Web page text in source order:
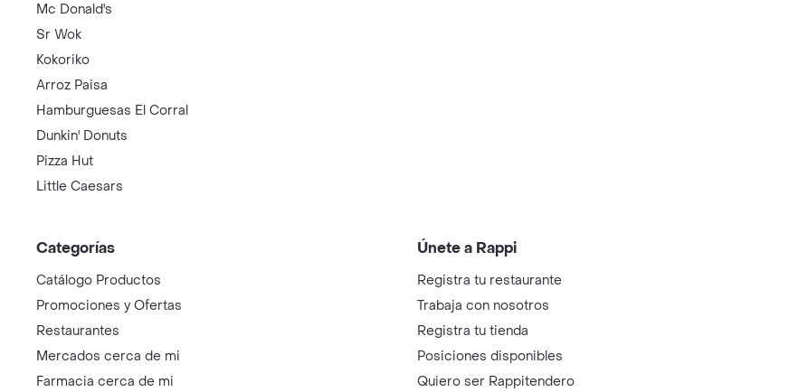
Mc Donald's
Sr Wok
Kokoriko
Arroz Paisa
Hamburguesas El Corral
Dunkin' Donuts
Pizza Hut
Little Caesars
Categorías
Catálogo Productos
Promociones y Ofertas
Restaurantes
Mercados cerca de mi
Farmacia cerca de mi
Únete a Rappi
Registra tu restaurante
Trabaja con nosotros
Registra tu tienda
Posiciones disponibles
Quiero ser Rappitendero